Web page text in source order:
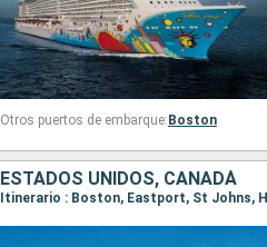
Otros puertos de embarque: Boston
ESTADOS UNIDOS, CANADÁ
Itinerario : Boston, Eastport, St Johns,